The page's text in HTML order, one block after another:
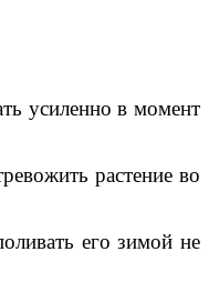
усиленно в момент
растение во
его зимой не